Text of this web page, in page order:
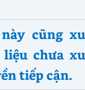
cũng
chưa
tiếp cận.